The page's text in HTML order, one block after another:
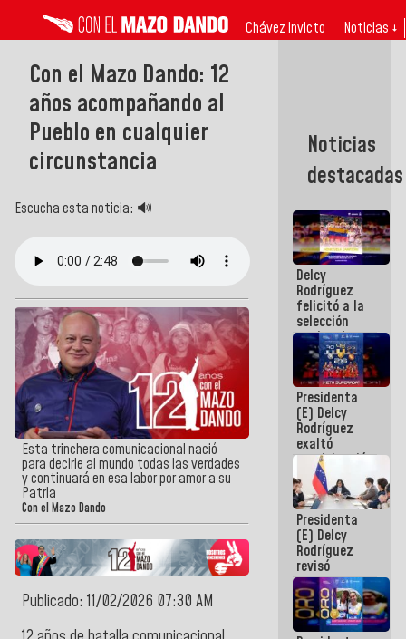
Chávez invicto Noticias ↓
Con el Mazo Dando: 12
años acompañando al
Pueblo en cualquier
circunstancia
Escucha esta noticia: 🔊
Esta trinchera comunicacional nació
para decirle al mundo todas las verdades
y continuará en esa labor por amor a su
Patria
Con el Mazo Dando
Publicado: 11/02/2026 07:30 AM
Noticias
destacadas
Delcy
Rodríguez
felicitó a la
selección
nacional
masculina
de voleibol
campeona
de la Copa
Panamericana
Sub-17
Presidenta
(E) Delcy
Rodríguez
exaltó
participación
de
Venezuela
en Juegos
Centroamericanos
y del Caribe
2026
Presidenta
(E) Delcy
Rodríguez
revisó
agenda
económica y
ejecución de
fondos de